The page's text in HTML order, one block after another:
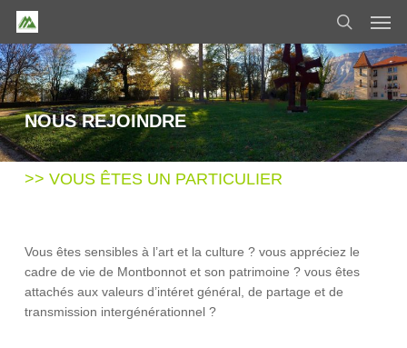
Skip
main
content
search
NOUS REJOINDRE
>> VOUS ÊTES UN PARTICULIER
Vous êtes sensibles à l’art et la culture ? vous appréciez le
cadre de vie de Montbonnot et son patrimoine ? vous êtes
attachés aux valeurs d’intéret général, de partage et de
transmission intergénérationnel ?